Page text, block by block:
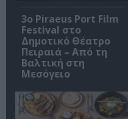
3o Piraeus Port Film
Festival στο
Δημοτικό Θέατρο
Πειραιά – Από τη
Βαλτική στη
Μεσόγειο